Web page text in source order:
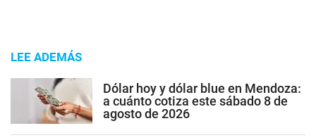
LEE ADEMÁS
Dólar hoy y dólar blue en Mendoza:
a cuánto cotiza este sábado 8 de
agosto de 2026